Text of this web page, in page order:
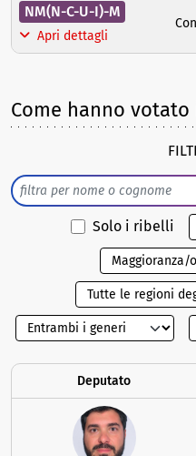
NM(N-C-U-I)-M
Apri dettagli
Come hanno
Solo i ribelli
Deputato